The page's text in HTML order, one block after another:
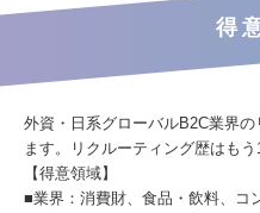
得
外資・日系グローバルB2C業界
ます。リクルーティング歴はもう
【得意領域】
■業界：消費財、食品・飲料、コ